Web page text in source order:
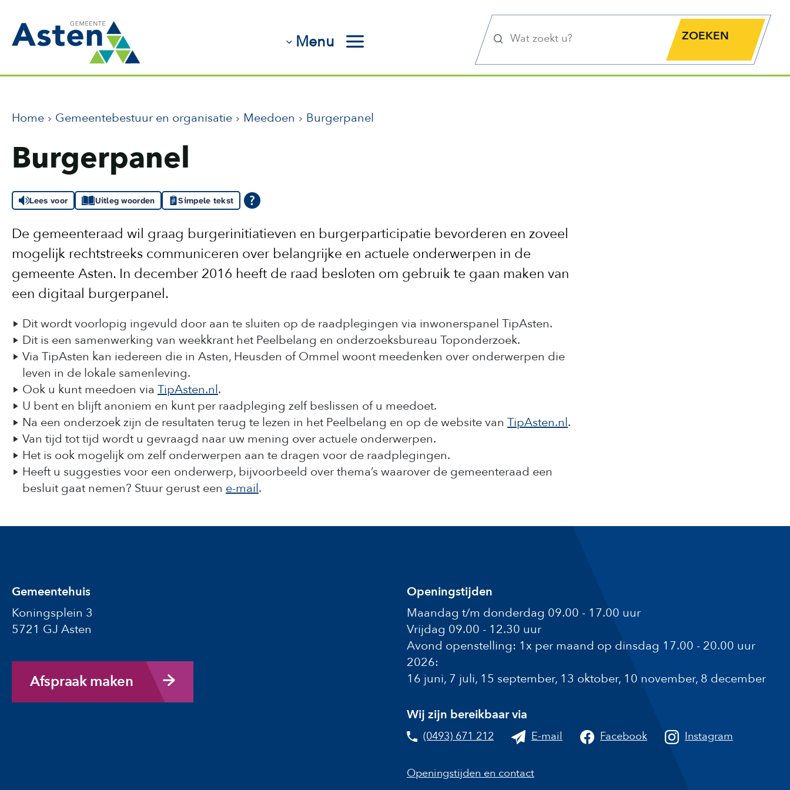
Menu
Zoekknop
Home Gemeentebestuur en organisatie Meedoen Burgerpanel
Burgerpanel
Lees voor Uitleg woorden Simpele tekst
De gemeenteraad wil graag burgerinitiatieven en burgerparticipatie bevorderen en zoveel
mogelijk rechtstreeks communiceren over belangrijke en actuele onderwerpen in de
gemeente Asten. In december 2016 heeft de raad besloten om gebruik te gaan maken van
een digitaal burgerpanel.
Dit wordt voorlopig ingevuld door aan te sluiten op de raadplegingen via inwonerspanel TipAsten.
Dit is een samenwerking van weekkrant het Peelbelang en onderzoeksbureau Toponderzoek.
Via TipAsten kan iedereen die in Asten, Heusden of Ommel woont meedenken over onderwerpen die
leven in de lokale samenleving.
Ook u kunt meedoen via TipAsten.nl.
U bent en blijft anoniem en kunt per raadpleging zelf beslissen of u meedoet.
Na een onderzoek zijn de resultaten terug te lezen in het Peelbelang en op de website van TipAsten.nl.
Van tijd tot tijd wordt u gevraagd naar uw mening over actuele onderwerpen.
Het is ook mogelijk om zelf onderwerpen aan te dragen voor de raadplegingen.
Heeft u suggesties voor een onderwerp, bijvoorbeeld over thema’s waarover de gemeenteraad een
besluit gaat nemen? Stuur gerust een e-mail.
Gemeentehuis
Koningsplein 3
5721 GJ Asten
Afspraak maken
Openingstijden
Maandag t/m donderdag 09.00 - 17.00 uur
Vrijdag 09.00 - 12.30 uur
Avond openstelling: 1x per maand op dinsdag 17.00 - 20.00 uur
2026:
16 juni, 7 juli, 15 september, 13 oktober, 10 november, 8 december
Wij zijn bereikbaar via
(0493) 671 212 E-mail Facebook Instagram
Openingstijden en contact